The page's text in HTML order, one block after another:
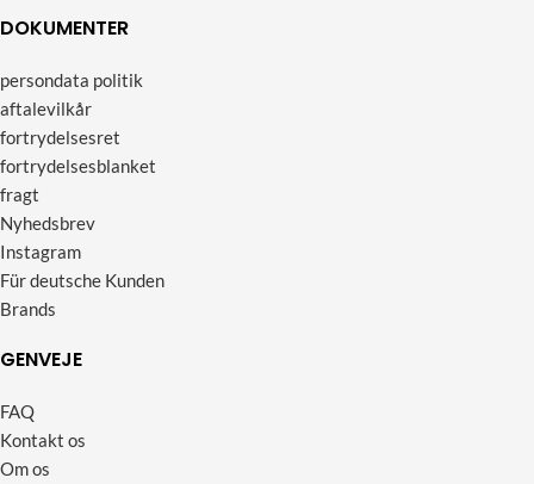
DOKUMENTER
persondata politik
aftalevilkår
fortrydelsesret
fortrydelsesblanket
fragt
Nyhedsbrev
Instagram
Für deutsche Kunden
Brands
GENVEJE
FAQ
Kontakt os
Om os